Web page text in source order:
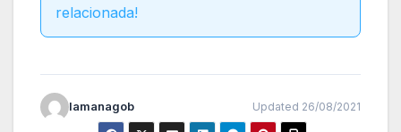
relacionada!
lamanagob Updated 26/08/2021